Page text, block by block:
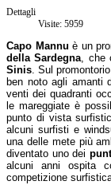
Dettagli
Visite: 5959
Capo Mannu è un
dellaSardegna, che
Sinis. Sul
ben noto agli amanti
venti dei quadranti
le mareggiate è
punto di vista
alcuni surfisti e
una delle mete più
diventato uno dei
alcuni anni ospita
competizione